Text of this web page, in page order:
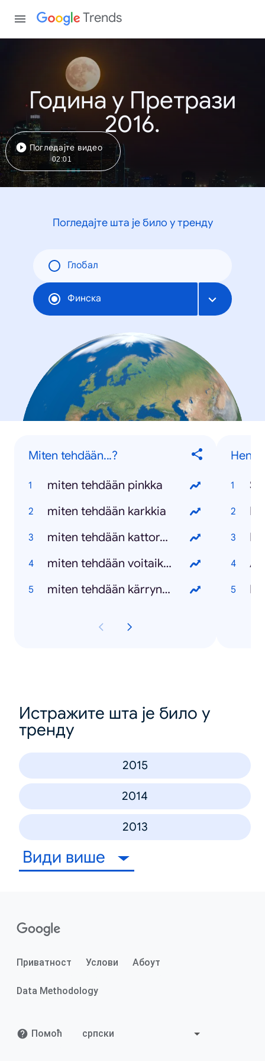
Trends
Година у Претрази
2016.
Погледајте видео
02:01
Погледајте шта је било у тренду
Глобал
Финска
Miten tehdään...?
miten tehdään pinkka
miten tehdään karkkia
miten tehdään kattoremontti
miten tehdään voitaikina
miten tehdään kärrynpyörä
Истражите шта је било у
тренду
2015
2014
2013
Види више
Приватност Услови Абоут
Data Methodology
Помоћ